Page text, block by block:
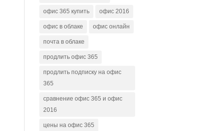
офис 365 купить офис 2016
офис в облаке офис онлайн
почта в облаке
продлить офис 365
продлить подписку на офис
365
сравнение офис 365 и офис
2016
цены на офис 365